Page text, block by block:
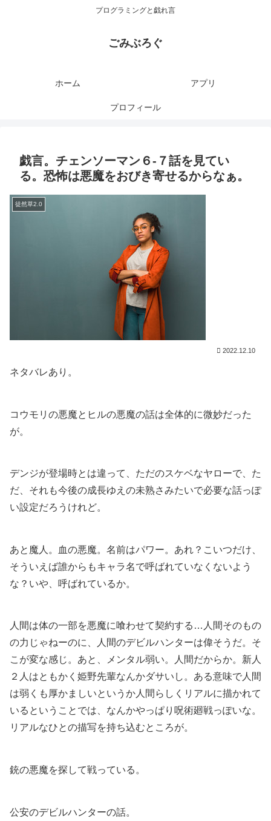
プログラミングと戯れ言
ごみぶろぐ
ホーム アプリ
プロフィール
戯言。チェンソーマン６-７話を見てい
る。恐怖は悪魔をおびき寄せるからなぁ。
徒然草2.0
2022.12.10
ネタバレあり。
コウモリの悪魔とヒルの悪魔の話は全体的に微妙だった
が。
デンジが登場時とは違って、ただのスケベなヤローで、た
だ、それも今後の成長ゆえの未熟さみたいで必要な話っぽ
い設定だろうけれど。
あと魔人。血の悪魔。名前はパワー。あれ？こいつだけ、
そういえば誰からもキャラ名で呼ばれていなくないよう
な？いや、呼ばれているか。
人間は体の一部を悪魔に喰わせて契約する…人間そのもの
の力じゃねーのに、人間のデビルハンターは偉そうだ。そ
こが変な感じ。あと、メンタル弱い。人間だからか。新人
２人はともかく姫野先輩なんかダサいし。ある意味で人間
は弱くも厚かましいというか人間らしくリアルに描かれて
いるということでは、なんかやっぱり呪術廻戦っぽいな。
リアルなひとの描写を持ち込むところが。
銃の悪魔を探して戦っている。
公安のデビルハンターの話。